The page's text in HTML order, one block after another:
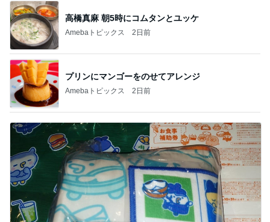
高橋真麻 朝5時にコムタンとユッケ
Amebaトピックス 2日前
プリンにマンゴーをのせてアレンジ
Amebaトピックス 2日前